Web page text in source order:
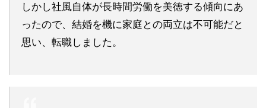
しかし社風自体が長時間労働を美徳する傾向にあ
ったので、結婚を機に家庭との両立は不可能だと
思い、転職しました。